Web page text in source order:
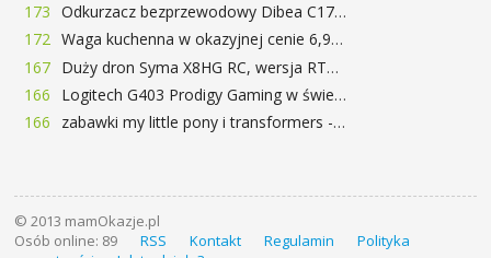
173
Odkurzacz bezprzewodowy Dibea C17 za 77.99$ (~290zł)
172
Waga kuchenna w okazyjnej cenie 6,99$
167
Duży dron Syma X8HG RC, wersja RTF, kamera 8MP za 62$ (~233zł) - TomTop
166
Logitech G403 Prodigy Gaming w świetnej cenie 169 zł
166
zabawki my little pony i transformers -50%!
© 2013 mamOkazje.pl
Osób online: 89
RSS Kontakt Regulamin
Polityka